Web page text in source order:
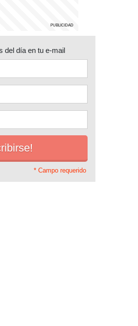
del día en tu e-mail
* Campo requerido